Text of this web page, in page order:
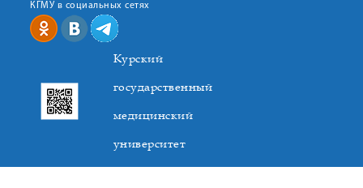
КГМУ в социальных сетях
Курский
государственный
медицинский
университет